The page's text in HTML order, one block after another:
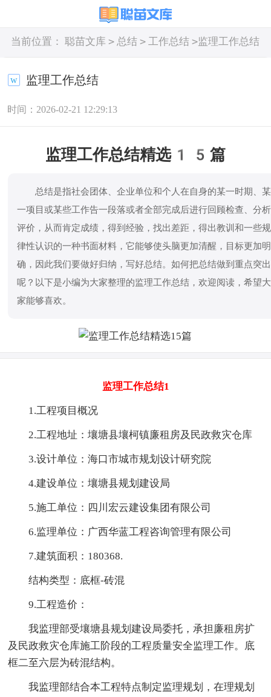
当前位置： 聪苗文库 > 总结 > 工作总结 >监理工作总结
监理工作总结
时间：2026-02-21 12:29:13
监理工作总结精选15篇
总结是指社会团体、企业单位和个人在自身的某一时期、某
一项目或某些工作告一段落或者全部完成后进行回顾检查、分析
评价，从而肯定成绩，得到经验，找出差距，得出教训和一些规
律性认识的一种书面材料，它能够使头脑更加清醒，目标更加明
确，因此我们要做好归纳，写好总结。如何把总结做到重点突出
呢？以下是小编为大家整理的监理工作总结，欢迎阅读，希望大
家能够喜欢。
监理工作总结1
1.工程项目概况
2.工程地址：壤塘县壤柯镇廉租房及民政救灾仓库
3.设计单位：海口市城市规划设计研究院
4.建设单位：壤塘县规划建设局
5.施工单位：四川宏云建设集团有限公司
6.监理单位：广西华蓝工程咨询管理有限公司
7.建筑面积：180368.
结构类型：底框-砖混
9.工程造价：
我监理部受壤塘县规划建设局委托，承担廉租房扩
及民政救灾仓库施工阶段的工程质量安全监理工作。底
框二至六层为砖混结构。
我监理部结合本工程特点制定监理规划，在理规划